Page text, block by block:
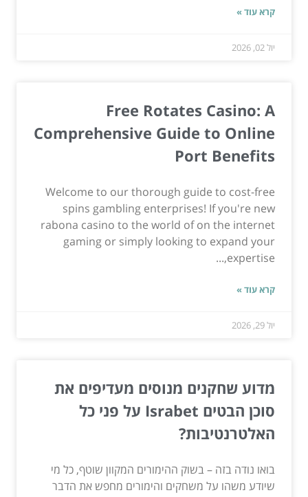
קרא עוד »
יול 02, 2026
Free Rotates Casino: A
Comprehensive Guide to Online
Port Benefits
Welcome to our thorough guide to cost-free
spins gambling enterprises! If you're new
rabona casino to the world of on the internet
gaming or simply looking to expand your
expertise,...
קרא עוד »
יול 29, 2026
מדוע שחקנים מנוסים מעדיפים את
סוכן הבטים Israbet על פני כל
האלטרנטיבות?
בואו נודה בזה – בשוק ההימורים המקוון שוטף, כל מי
שיודע משהו על משחקים והימורים מחפש את הדבר